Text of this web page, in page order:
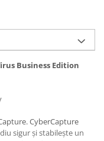
Business Edition
CyberCapture
sigur și stabilește un